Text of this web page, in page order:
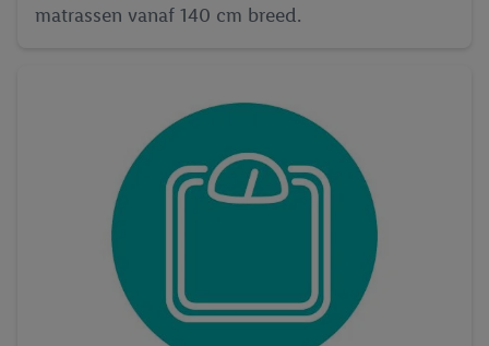
matrassen vanaf 140 cm breed.